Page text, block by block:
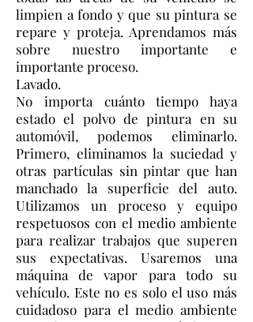
limpien a fondo y que su pintura se
repare y proteja. Aprendamos más
sobre nuestro importante e
importante proceso.
Lavado.
No importa cuánto tiempo haya
estado el polvo de pintura en su
automóvil, podemos eliminarlo.
Primero, eliminamos la suciedad y
otras partículas sin pintar que han
manchado la superficie del auto.
Utilizamos un proceso y equipo
respetuosos con el medio ambiente
para realizar trabajos que superen
sus expectativas. Usaremos una
máquina de vapor para todo su
vehículo. Este no es solo el uso más
cuidadoso para el medio ambiente